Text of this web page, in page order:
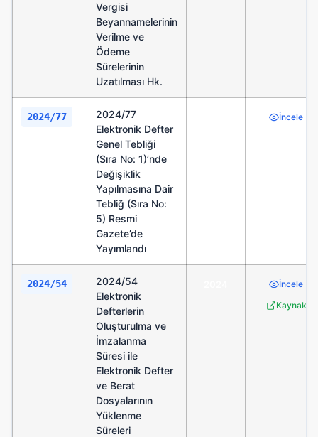
Vergisi
Beyannamelerinin
Verilme ve
Ödeme
Sürelerinin
Uzatılması Hk.
2024/77
2024/77
Elektronik Defter
Genel Tebliği
(Sıra No: 1)’nde
Değişiklik
Yapılmasına Dair
Tebliğ (Sıra No:
5) Resmi
Gazete’de
Yayımlandı
İncele
2024/54
2024/54
Elektronik
Defterlerin
Oluşturulma ve
İmzalanma
Süresi ile
Elektronik Defter
ve Berat
Dosyalarının
Yüklenme
Süreleri
İncele
Kaynak